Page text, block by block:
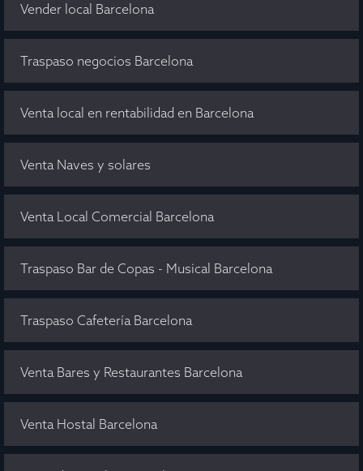
Vender local Barcelona
Traspaso negocios Barcelona
Venta local en rentabilidad en Barcelona
Venta Naves y solares
Venta Local Comercial Barcelona
Traspaso Bar de Copas - Musical Barcelona
Traspaso Cafetería Barcelona
Venta Bares y Restaurantes Barcelona
Venta Hostal Barcelona